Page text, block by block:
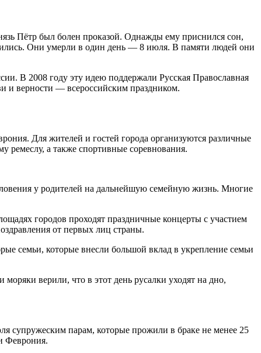
Пётр был болен проказой. Однажды ему приснился сон,
Они умерли в один день — 8 июля. В памяти людей они
В 2008 году эту идею поддержали Русская Православная
и верности — всероссийским праздником.
Для жителей и гостей города организуются различные
ремеслу, а также спортивные соревнования.
у родителей на дальнейшую семейную жизнь. Многие
городов проходят праздничные концерты с участием
от первых лиц страны.
семьи, которые внесли большой вклад в укрепление семьи
верили, что в этот день русалки уходят на дно,
супружеским парам, которые прожили в браке не менее 25
Феврония.